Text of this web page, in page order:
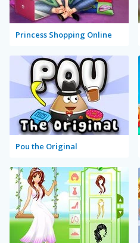
Princess Shopping Online
Pou the Original